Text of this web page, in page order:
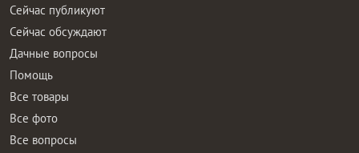
Сейчас публикуют
Сейчас обсуждают
Дачные вопросы
Помощь
Все товары
Все фото
Все вопросы